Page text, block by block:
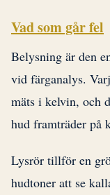
Vad som går fel
Belysning är den
vid färganalys.
mäts i kelvin, och
hud framträder på
Lysrör tillför en
hudtoner att se